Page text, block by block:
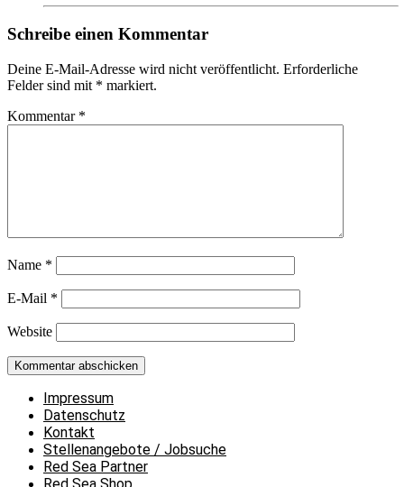
Schreibe einen Kommentar
Deine E-Mail-Adresse wird nicht veröffentlicht. Erforderliche
Felder sind mit * markiert.
Kommentar *
Name *
E-Mail *
Website
Impressum
Datenschutz
Kontakt
Stellenangebote / Jobsuche
Red Sea Partner
Red Sea Shop